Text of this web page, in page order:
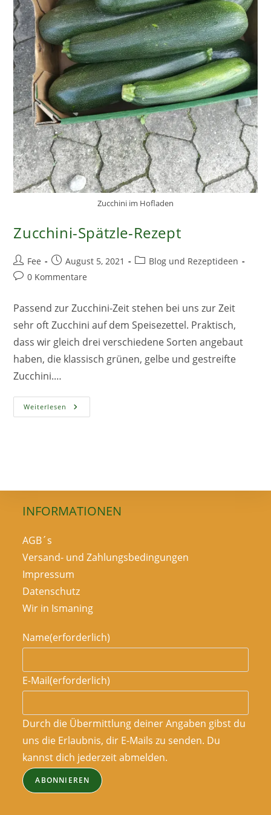
Zucchini im Hofladen
Zucchini-Spätzle-Rezept
Beitrags-
Autor:
Fee
Beitrag
veröffentlicht:
August 5, 2021
Beitrags-
Blog und Rezeptideen
Beitrags-
0 Kommentare
Passend zur Zucchini-Zeit stehen bei uns zur Zeit
sehr oft Zucchini auf dem Speisezettel. Praktisch,
dass wir gleich drei verschiedene Sorten angebaut
haben, die klassisch grünen, gelbe und gestreifte
Zucchini.…
Weiterlesen Zucchini-
Spätzle-
INFORMATIONEN
AGB´s
Versand- und Zahlungsbedingungen
Impressum
Datenschutz
Wir in Ismaning
Name(erforderlich)
E-Mail(erforderlich)
Durch die Übermittlung deiner Angaben gibst du
uns die Erlaubnis, dir E-Mails zu senden. Du
kannst dich jederzeit abmelden.
ABONNIEREN